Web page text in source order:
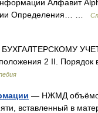
Алфавит
Определения… …
2 II. Порядок
— НЖМД объёмом
вставленный в